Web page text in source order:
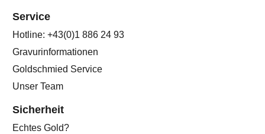
Service
Hotline: +43(0)1 886 24 93
Gravurinformationen
Goldschmied Service
Unser Team
Sicherheit
Echtes Gold?